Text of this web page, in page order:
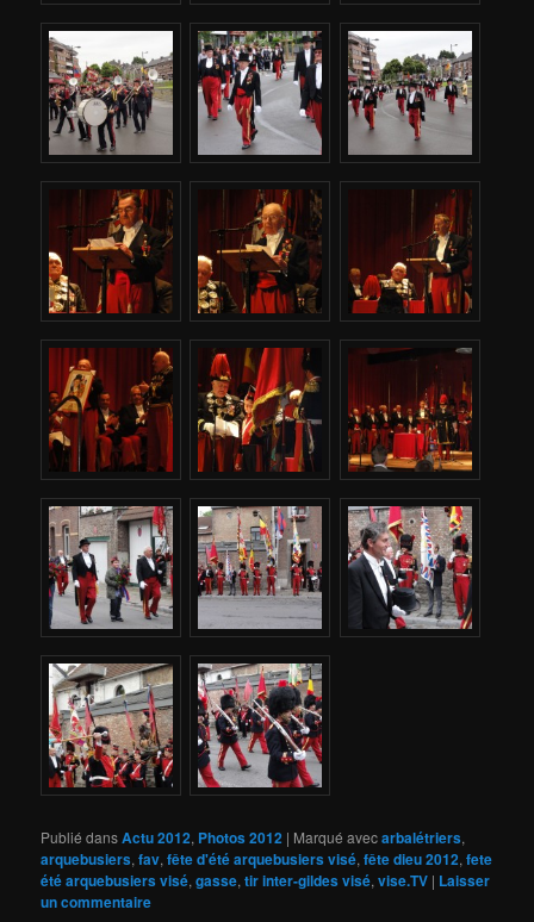
Publié dansActu 2012, Photos 2012 | Marqué avecarbalétriers,
arquebusiers,fav,fête d'été arquebusiers visé,fête dieu 2012,fete
été arquebusiers visé,gasse,tir inter-gildes visé,vise.TV | Laisser
un commentaire